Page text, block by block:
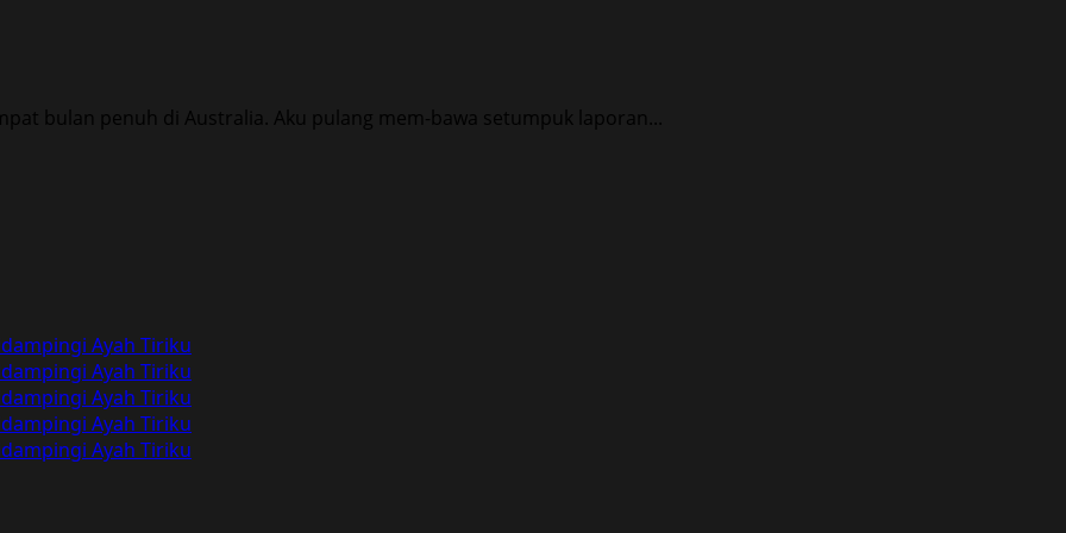
bulan penuh di Australia. Aku pulang mem-bawa setumpuk laporan...
Ayah Tiriku
Ayah Tiriku
Ayah Tiriku
Ayah Tiriku
Ayah Tiriku